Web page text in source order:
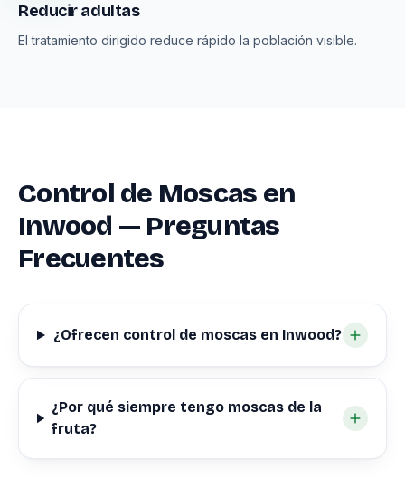
Reducir adultas
El tratamiento dirigido reduce rápido la población visible.
Control de Moscas en
Inwood — Preguntas
Frecuentes
¿Ofrecen control de moscas en Inwood?
¿Por qué siempre tengo moscas de la
fruta?